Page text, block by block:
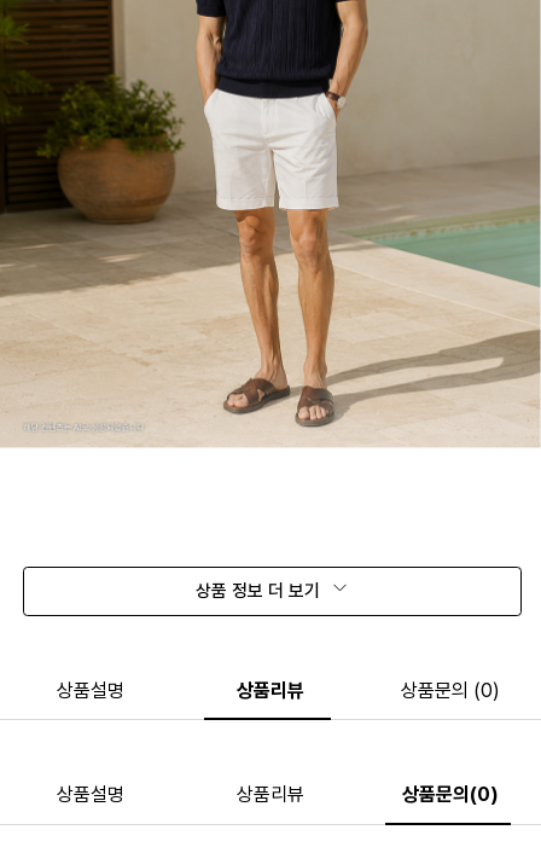
상품 정보 더 보기
상품설명 상품리뷰 상품문의 (0)
상품설명 상품리뷰 상품문의(0)